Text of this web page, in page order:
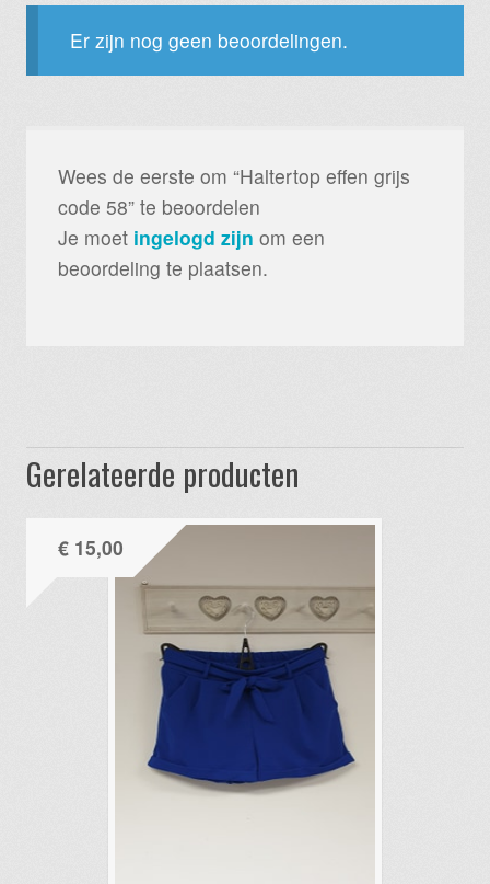
Er zijn nog geen beoordelingen.
Wees de eerste om “Haltertop effen grijs
code 58” te beoordelen
Je moet ingelogd zijn om een
beoordeling te plaatsen.
Gerelateerde producten
€15,00